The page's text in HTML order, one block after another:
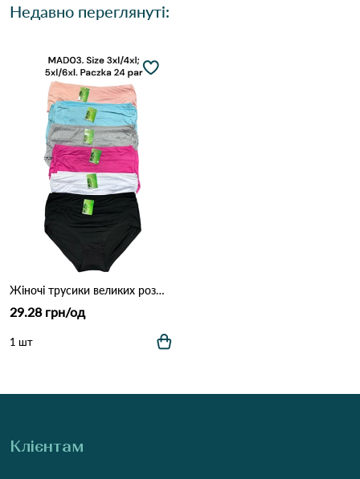
Недавно переглянуті:
Жіночі трусики великих розмірів MAD03 (4XL–7XL) 11A Різні кольори
29.28 грн/од
1 шт
Клієнтам